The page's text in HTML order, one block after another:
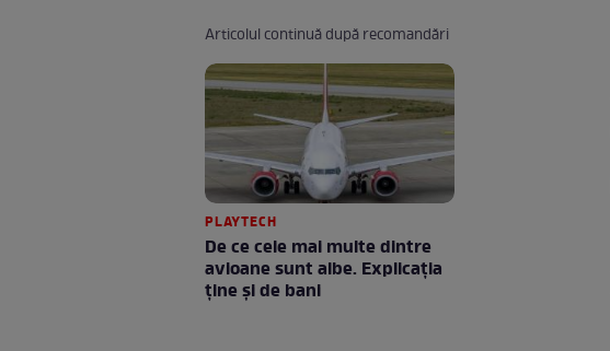
Articolul continuă după recomandări
PLAYTECH
De ce cele mai multe dintre
avioane sunt albe. Explicația
ține și de bani